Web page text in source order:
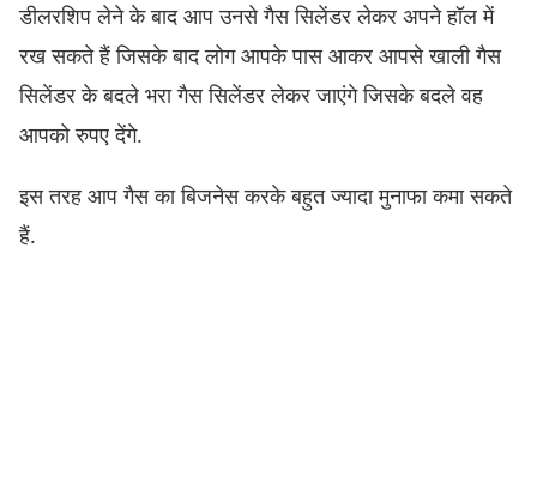
डीलरशिप लेने के बाद आप उनसे गैस सिलेंडर लेकर अपने हॉल में
रख सकते हैं जिसके बाद लोग आपके पास आकर आपसे खाली गैस
सिलेंडर के बदले भरा गैस सिलेंडर लेकर जाएंगे जिसके बदले वह
आपको रुपए देंगे.
इस तरह आप गैस का बिजनेस करके बहुत ज्यादा मुनाफा कमा सकते
हैं.